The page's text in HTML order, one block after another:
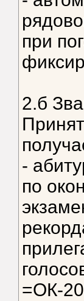
при
2.б
-
по
=ОК-